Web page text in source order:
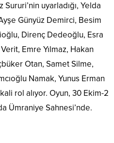
Sururi’nin uyarladığı, Yelda
Günyüz Demirci, Besim
Direnç Dedeoğlu, Esra
Emre Yılmaz, Hakan
Otan, Samet Silme,
Namak, Yunus Erman
rol alıyor. Oyun, 30 Ekim-2
Ümraniye Sahnesi’nde.